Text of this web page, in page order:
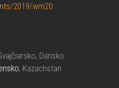
2019/wm20
Dánsko
, Kazachstan